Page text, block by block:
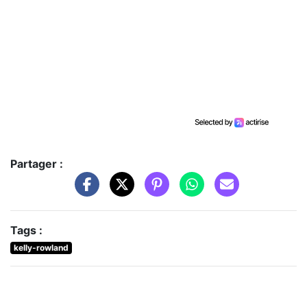
Partager :
Tags :
kelly-rowland